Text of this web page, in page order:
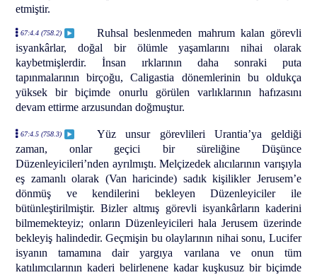
etmiştir.
67:4.4 (758.2)
Ruhsal beslenmeden mahrum kalan görevli
isyankârlar, doğal bir ölümle yaşamlarını nihai olarak
kaybetmişlerdir. İnsan ırklarının daha sonraki puta
tapınmalarının birçoğu, Caligastia dönemlerinin bu oldukça
yüksek bir biçimde onurlu görülen varlıklarının hafızasını
devam ettirme arzusundan doğmuştur.
67:4.5 (758.3)
Yüz unsur görevlileri Urantia’ya geldiği
zaman, onlar geçici bir süreliğine Düşünce
Düzenleyicileri’nden ayrılmıştı. Melçizedek alıcılarının varışıyla
eş zamanlı olarak (Van haricinde) sadık kişilikler Jerusem’e
dönmüş ve kendilerini bekleyen Düzenleyiciler ile
bütünleştirilmiştir. Bizler altmış görevli isyankârların kaderini
bilmemekteyiz; onların Düzenleyicileri hala Jerusem üzerinde
bekleyiş halindedir. Geçmişin bu olaylarının nihai sonu, Lucifer
isyanın tamamına dair yargıya varılana ve onun tüm
katılımcılarının kaderi belirlenene kadar kuşkusuz bir biçimde